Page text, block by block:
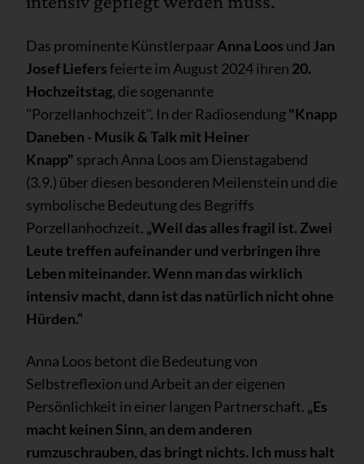
Das prominente KünstlerpaarAnna Loos und Jan
Josef Liefersfeierte im August 2024 ihren 20.
Hochzeitstag, die sogenannte
"Porzellanhochzeit". In der Radiosendung"Knapp
Daneben - Musik & Talk mit Heiner
Knapp" sprach Anna Loos am Dienstagabend
(3.9.) über diesen besonderen Meilenstein und die
symbolische Bedeutung des Begriffs
Porzellanhochzeit. „Weil das alles fragil ist. Zwei
Leute treffen aufeinander und verbringen ihre
Leben miteinander. Wenn man das wirklich
intensiv macht, dann ist das natürlich nicht ohne
Hürden.“
Anna Loos betont die Bedeutung von
Selbstreflexion und Arbeit an der eigenen
Persönlichkeit in einer langen Partnerschaft. „Es
macht keinen Sinn, an dem anderen
rumzuschrauben, das bringt nichts. Ich muss halt